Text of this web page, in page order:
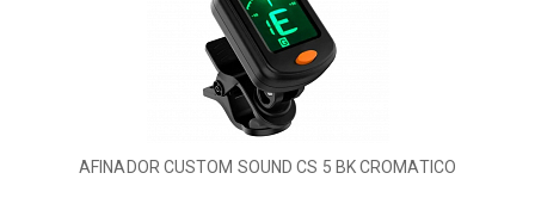
AFINADOR CUSTOM SOUND CS 5 BK CROMATICO